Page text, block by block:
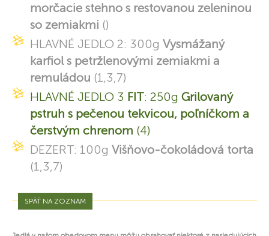
morčacie stehno s restovanou zeleninou
so zemiakmi ()
HLAVNÉ JEDLO 2: 300g Vysmážaný
karfiol s petržlenovými zemiakmi a
remuládou (1,3,7)
HLAVNÉ JEDLO 3 FIT: 250g Grilovaný
pstruh s pečenou tekvicou, poľníčkom a
čerstvým chrenom (4)
DEZERT: 100g Višňovo-čokoládová torta
(1,3,7)
SPÄŤ NA ZOZNAM